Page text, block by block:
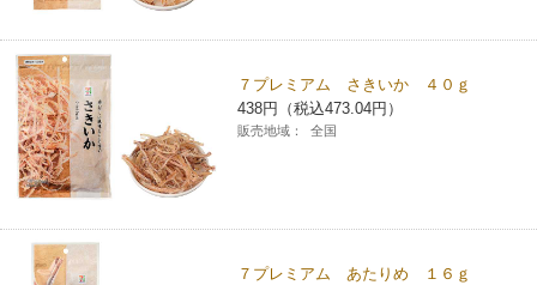
保険
学び・教育
宅配ロッカー（店舗限定）
自転車シェアリング（店舗限定）
モバイルバッテリーシェアリング（店舗限定）
セブン‐イレブンの「商品力」
セブン-イレブンの横顔
セブン-イレブンの歴史
７プレミアム さきいか ４０ｇ
438円（税込473.04円）
販売地域： 全国
７プレミアム あたりめ １６ｇ